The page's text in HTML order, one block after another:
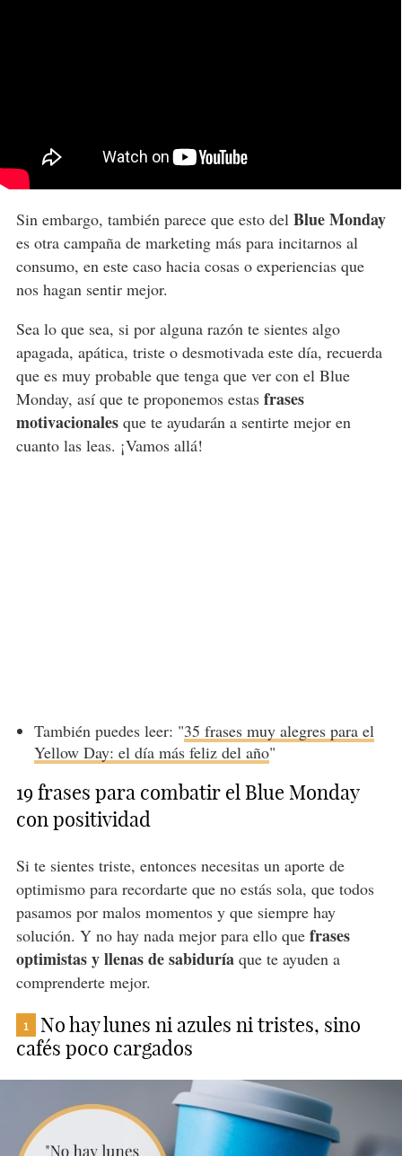
Sin embargo, también parece que esto del Blue Monday
es otra campaña de marketing más para incitarnos al
consumo, en este caso hacia cosas o experiencias que
nos hagan sentir mejor.
Sea lo que sea, si por alguna razón te sientes algo
apagada, apática, triste o desmotivada este día, recuerda
que es muy probable que tenga que ver con el Blue
Monday, así que te proponemos estas frases
motivacionalesque te ayudarán a sentirte mejor en
cuanto las leas. ¡Vamos allá!
También puedes leer: "35 frases muy alegres para el
Yellow Day: el día más feliz del año"
19 frases para combatir el Blue Monday
con positividad
Si te sientes triste, entonces necesitas un aporte de
optimismo para recordarte que no estás sola, que todos
pasamos por malos momentos y que siempre hay
solución. Y no hay nada mejor para ello que frases
optimistas y llenas de sabiduríaque te ayuden a
comprenderte mejor.
1
No hay lunes ni azules ni tristes, sino
cafés poco cargados